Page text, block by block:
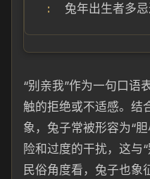
兔年出生者多
“别亲我”作为一句口语
触的拒绝或不适感。结
象，兔子常被形容为“
险和过度的干扰，这与
民俗角度看，兔子也象